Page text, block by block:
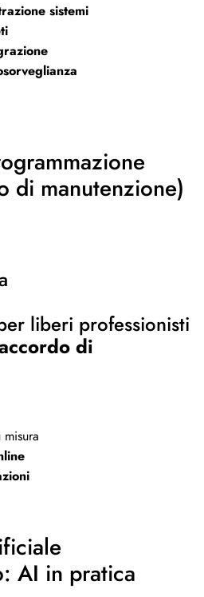
sistemi
di manutenzione)
liberi professionisti
di
misura
AI in pratica